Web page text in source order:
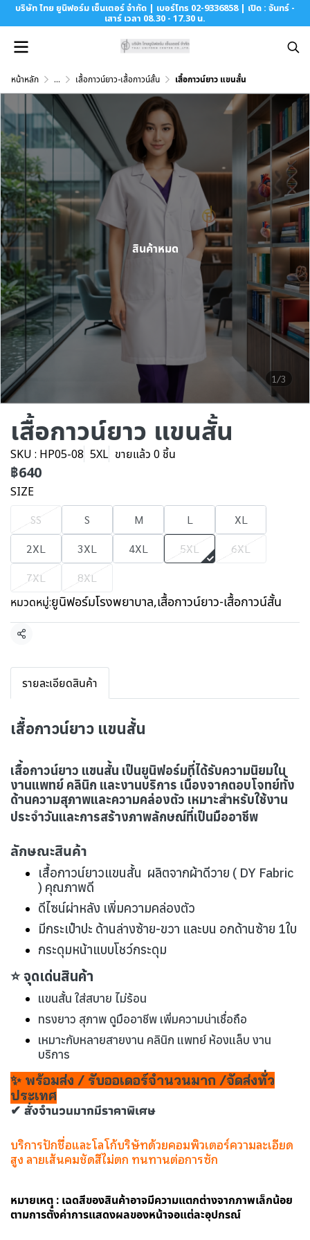
บริษัท ไทย ยูนิฟอร์ม เซ็นเตอร์ จำกัด | เบอร์โทร 02-9336858 | เปิด : จันทร์ -
เสาร์ เวลา 08.30 - 17.30 น.
หน้าหลัก ... เสื้อกาวน์ยาว-เสื้อกาวน์สั้น เสื้อกาวน์ยาว แขนสั้น
1/3
สินค้าหมด
เสื้อกาวน์ยาว แขนสั้น
SKU : HP05-08 5XL ขายแล้ว 0 ชิ้น
฿640
SIZE
SS S M L
XL
2XL
3XL 4XL 5XL
6XL
7XL
8XL
หมวดหมู่:ยูนิฟอร์มโรงพยาบาล,เสื้อกาวน์ยาว-เสื้อกาวน์สั้น
แชร์
รายละเอียดสินค้า
เสื้อกาวน์ยาว แขนสั้น
เสื้อกาวน์ยาว แขนสั้น เป็นยูนิฟอร์มที่ได้รับความนิยมใน
งานแพทย์ คลินิก และงานบริการ เนื่องจากตอบโจทย์ทั้ง
ด้านความสุภาพและความคล่องตัว เหมาะสำหรับใช้งาน
ประจำวันและการสร้างภาพลักษณ์ที่เป็นมืออาชีพ
ลักษณะสินค้า
เสื้อกาวน์ยาวแขนสั้น ผลิตจากผ้าดีวาย ( DY Fabric
) คุณภาพดี
ดีไซน์ผ่าหลัง เพิ่มความคล่องตัว
มีกระเป๋าปะ ด้านล่างซ้าย-ขวา และบน อกด้านซ้าย 1ใบ
กระดุมหน้าแบบโชว์กระดุม
⭐ จุดเด่นสินค้า
แขนสั้น ใส่สบาย ไม่ร้อน
ทรงยาว สุภาพ ดูมืออาชีพ เพิ่มความน่าเชื่อถือ
เหมาะกับหลายสายงาน คลินิก แพทย์ ห้องแล็บ งาน
บริการ
✨ พร้อมส่ง / รับออเดอร์จำนวนมาก /จัดส่งทั่ว
ประเทศ
✔ สั่งจำนวนมากมีราคาพิเศษ
บริการปักชื่อและโลโก้บริษัทด้วยคอมพิวเตอร์ความละเอียด
สูง ลายเส้นคมชัดสีไม่ตก ทนทานต่อการซัก
หมายเหตุ : เฉดสีของสินค้าอาจมีความแตกต่างจากภาพเล็กน้อย
ตามการตั้งค่าการแสดงผลของหน้าจอแต่ละอุปกรณ์